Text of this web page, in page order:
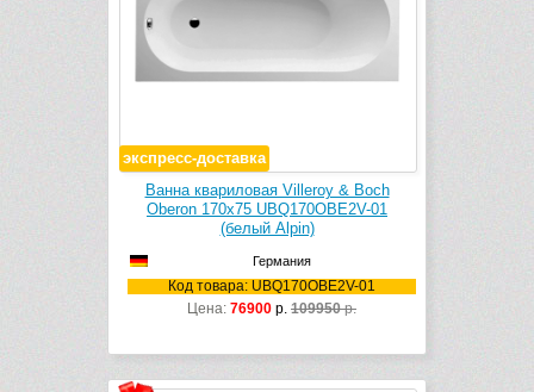
экспресс-доставка
Ванна квариловая Villeroy & Boch
Oberon 170х75 UBQ170OBE2V-01
(белый Alpin)
Германия
Код товара: UBQ170OBE2V-01
Цена: 76900 р. 109950р.